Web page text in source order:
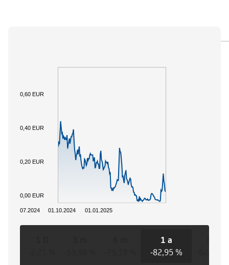
01.10.2024 01.01.2025
01.07.2024
0,00 EUR
0,20 EUR
0,40 EUR
0,60 EUR
1 a
-82,95 %